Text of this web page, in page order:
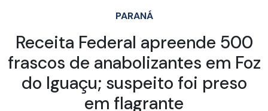
PARANÁ
Receita Federal apreende 500
frascos de anabolizantes em Foz
do Iguaçu; suspeito foi preso
em flagrante